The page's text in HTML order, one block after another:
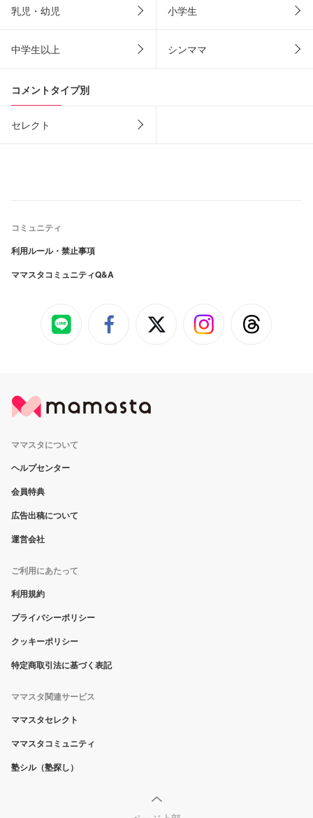
乳児・幼児 小学生
中学生以上 シンママ
コメントタイプ別
セレクト
コミュニティ
利用ルール・禁止事項
ママスタコミュニティQ&A
ママスタについて
ヘルプセンター
会員特典
広告出稿について
運営会社
ご利用にあたって
利用規約
プライバシーポリシー
クッキーポリシー
特定商取引法に基づく表記
ママスタ関連サービス
ママスタセレクト
ママスタコミュニティ
塾シル（塾探し）